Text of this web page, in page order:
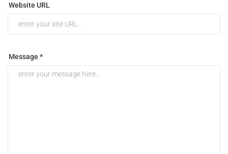
Website URL
Message *